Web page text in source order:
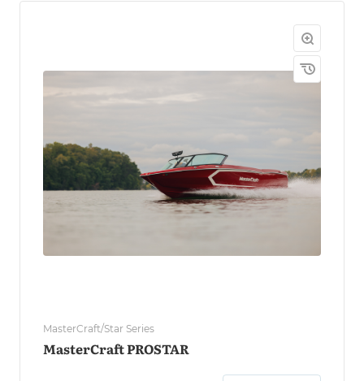
MasterCraft/Star Series
MasterCraft PROSTAR